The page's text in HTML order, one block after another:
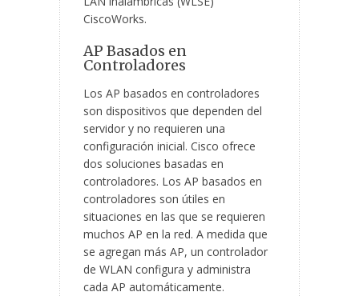
CiscoWorks.
AP Basados en
Controladores
Los AP basados en controladores
son dispositivos que dependen del
servidor y no requieren una
configuración inicial. Cisco ofrece
dos soluciones basadas en
controladores. Los AP basados en
controladores son útiles en
situaciones en las que se requieren
muchos AP en la red. A medida que
se agregan más AP, un controlador
de WLAN configura y administra
cada AP automáticamente.